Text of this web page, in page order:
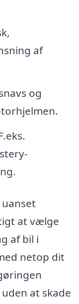
af
og
at vælge
af bil i
netop dit
at skade